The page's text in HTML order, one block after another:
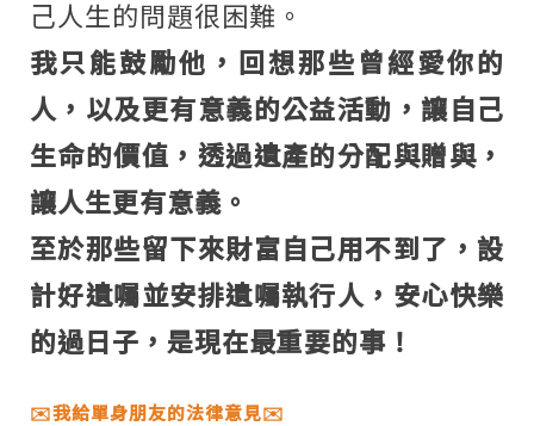
己人生的問題很困難。
我只能鼓勵他，回想那些曾經愛你的
人，以及更有意義的公益活動，讓自己
生命的價值，透過遺產的分配與贈與，
讓人生更有意義。
至於那些留下來財富自己用不到了，設
計好遺囑並安排遺囑執行人，安心快樂
的過日子，是現在最重要的事！
✉️我給單身朋友的法律意見✉️